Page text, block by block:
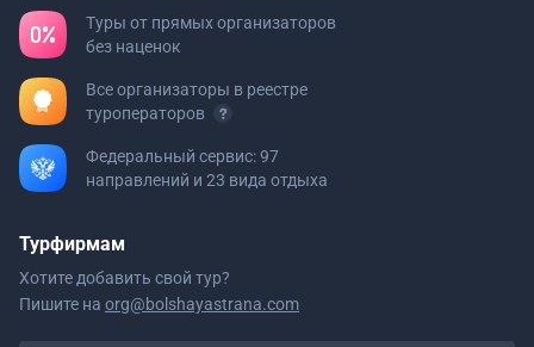
Туры от прямых организаторов
без наценок
Все организаторы в реестре
туроператоров
Федеральный сервис: 97
направлений и 23 вида отдыха
Турфирмам
Хотите добавить свой тур?
Пишите на org@bolshayastrana.com